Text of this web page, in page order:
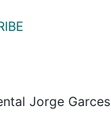
Jorge Garces